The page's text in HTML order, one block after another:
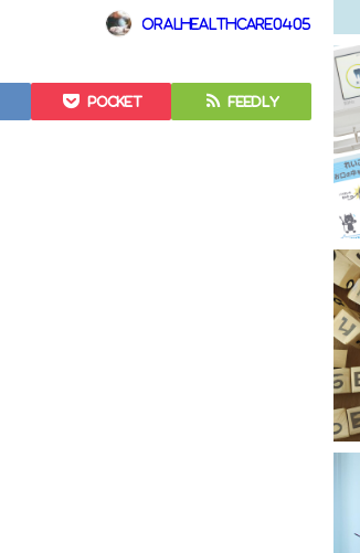
oralhealthcare0405
Pocket Feedly